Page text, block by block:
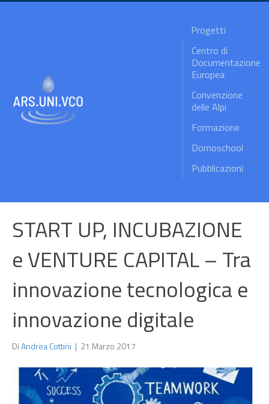
Progetti
Centro di
Documentazione
Europea
Convenzione
delle Alpi
Formazione
Domoschool
Pubblicazioni
START UP, INCUBAZIONE
e VENTURE CAPITAL – Tra
innovazione tecnologica e
innovazione digitale
DiAndrea Cottini | 21 Marzo 2017